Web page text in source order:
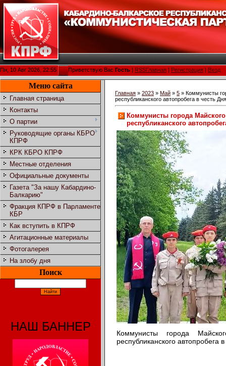
Пн, 10 Авг 2026, 22:55 Приветствую Вас Гость RSSГлавная Регистрация Вход
Меню сайта
Главная страница
Контакты
О партии
Руководящие органы КБРО
КПРФ
КРК КБРО КПРФ
Местные отделения
Официальные документы
Газета "За нашу Кабардино-
Балкарию"
Фракция КПРФ в Парламенте
КБР
Как вступить в КПРФ
Агитационные материалы
Фотогалерея
На злобу дня
Поиск
НАШ БАННЕР
Главная » 2023 » Май » 5 » Коммунисты
республиканского автопробега в честь
Коммунисты города
республиканского
Коммунисты города
республиканского автопробега